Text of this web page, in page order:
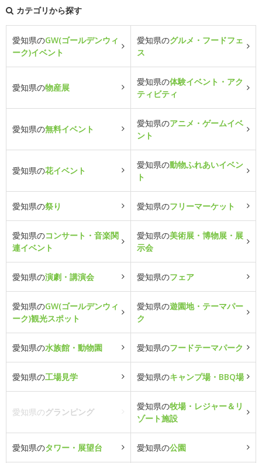
カテゴリから探す
愛知県のGW(ゴールデンウィ
ーク)イベント
愛知県のグルメ・フードフェ
ス
愛知県の物産展
愛知県の体験イベント・アク
ティビティ
愛知県の無料イベント
愛知県のアニメ・ゲームイベ
ント
愛知県の花イベント
愛知県の動物ふれあいイベン
ト
愛知県の祭り 愛知県のフリーマーケット
愛知県のコンサート・音楽関
連イベント
愛知県の美術展・博物展・展
示会
愛知県の演劇・講演会 愛知県のフェア
愛知県のGW(ゴールデンウィ
ーク)観光スポット
愛知県の遊園地・テーマパー
ク
愛知県の水族館・動物園 愛知県のフードテーマパーク
愛知県の工場見学 愛知県のキャンプ場・BBQ場
愛知県のグランピング
愛知県の牧場・レジャー＆リ
ゾート施設
愛知県のタワー・展望台 愛知県の公園